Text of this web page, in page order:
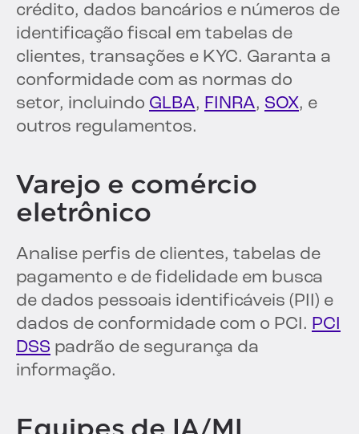
crédito, dados bancários e números de
identificação fiscal em tabelas de
clientes, transações e KYC. Garanta a
conformidade com as normas do
setor, incluindo GLBA, FINRA, SOX, e
outros regulamentos.
Varejo e comércio
eletrônico
Analise perfis de clientes, tabelas de
pagamento e de fidelidade em busca
de dados pessoais identificáveis (PII) e
dados de conformidade com o PCI. PCI
DSS padrão de segurança da
informação.